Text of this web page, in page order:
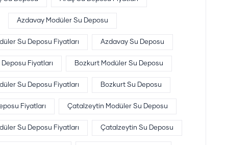
Azdavay Modüler Su Deposu
Su Deposu Fiyatları Azdavay Su Deposu
Fiyatları Bozkurt Modüler Su Deposu
Su Deposu Fiyatları Bozkurt Su Deposu
Fiyatları Çatalzeytin Modüler Su Deposu
Su Deposu Fiyatları Çatalzeytin Su Deposu